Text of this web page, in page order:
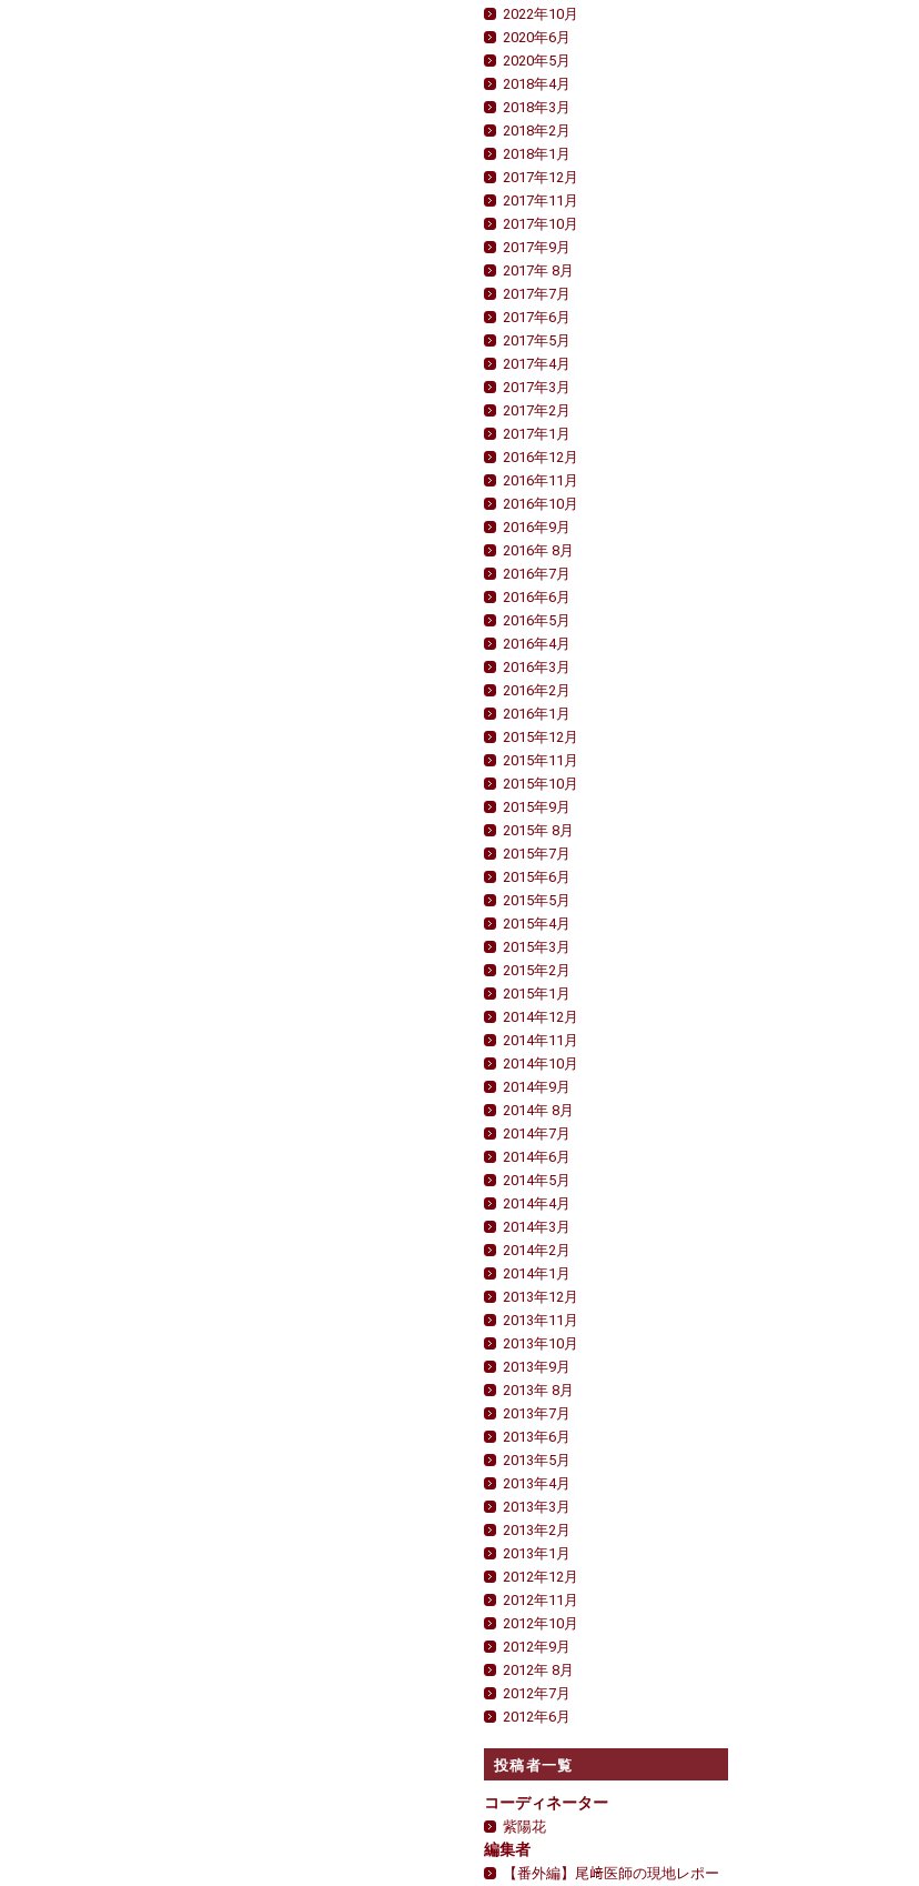
2022年10月
2020年6月
2020年5月
2018年4月
2018年3月
2018年2月
2018年1月
2017年12月
2017年11月
2017年10月
2017年9月
2017年 8月
2017年7月
2017年6月
2017年5月
2017年4月
2017年3月
2017年2月
2017年1月
2016年12月
2016年11月
2016年10月
2016年9月
2016年 8月
2016年7月
2016年6月
2016年5月
2016年4月
2016年3月
2016年2月
2016年1月
2015年12月
2015年11月
2015年10月
2015年9月
2015年 8月
2015年7月
2015年6月
2015年5月
2015年4月
2015年3月
2015年2月
2015年1月
2014年12月
2014年11月
2014年10月
2014年9月
2014年 8月
2014年7月
2014年6月
2014年5月
2014年4月
2014年3月
2014年2月
2014年1月
2013年12月
2013年11月
2013年10月
2013年9月
2013年 8月
2013年7月
2013年6月
2013年5月
2013年4月
2013年3月
2013年2月
2013年1月
2012年12月
2012年11月
2012年10月
2012年9月
2012年 8月
2012年7月
2012年6月
投稿者一覧
コーディネーター
紫陽花
編集者
【番外編】尾﨑医師の現地レポー